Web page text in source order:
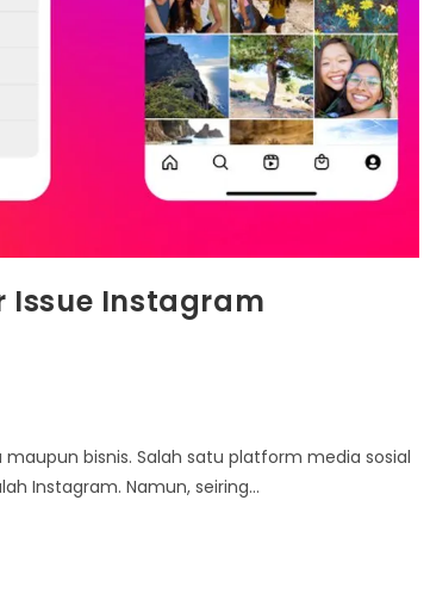
Issue Instagram
bisnis. Salah satu platform media sosial
Instagram. Namun, seiring…